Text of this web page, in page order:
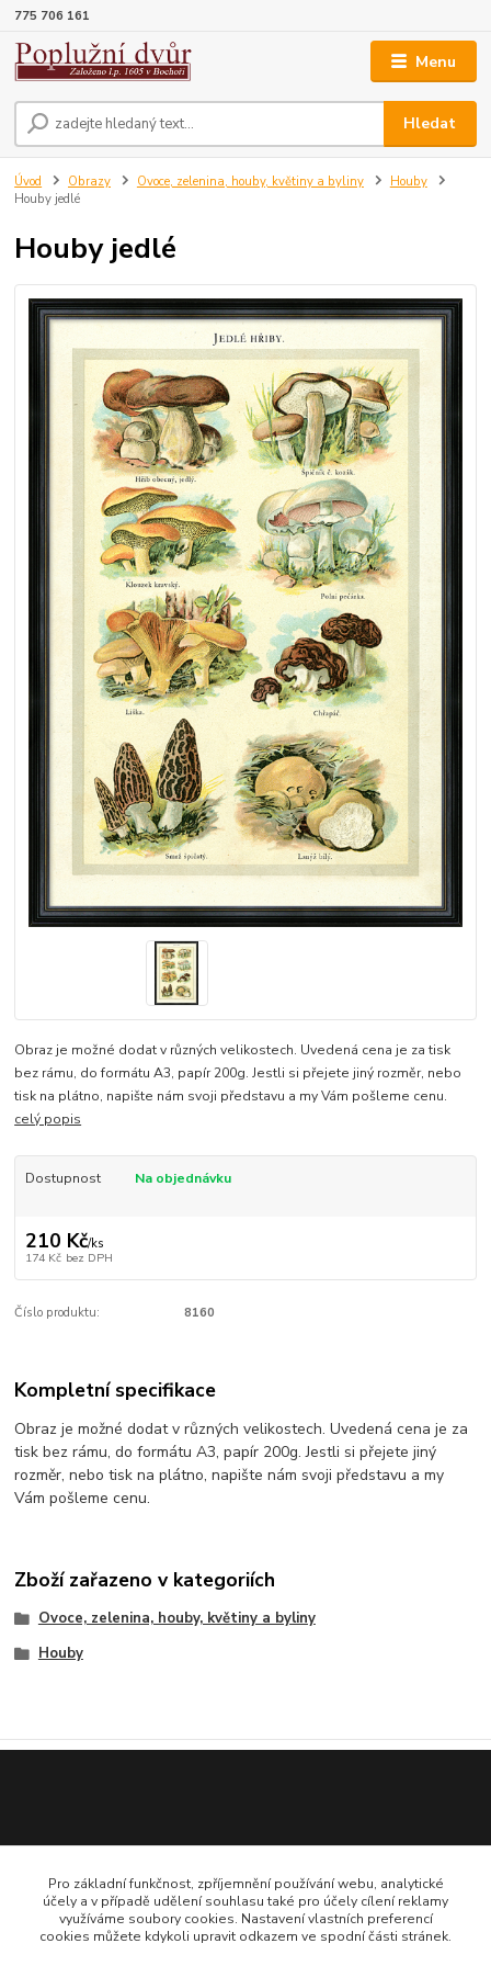
Menu
Hledat
775 706 161
Úvod Obrazy Ovoce, zelenina, houby, květiny a byliny
Houby
Houby jedlé
Houby jedlé
Obraz je možné dodat v různých velikostech. Uvedená cena je za tisk
bez rámu, do formátu A3, papír 200g. Jestli si přejete jiný rozměr, nebo
tisk na plátno, napište nám svoji představu a my Vám pošleme cenu.
celý popis
Dostupnost Na objednávku
210 Kč/ks
174 Kč bez DPH
Číslo produktu: 8160
Kompletní specifikace
Obraz je možné dodat v různých velikostech. Uvedená cena je za
tisk bez rámu, do formátu A3, papír 200g. Jestli si přejete jiný
rozměr, nebo tisk na plátno, napište nám svoji představu a my
Vám pošleme cenu.
Zboží zařazeno v kategoriích
Ovoce, zelenina, houby, květiny a byliny
Houby
Pro základní funkčnost, zpříjemnění používání webu, analytické
účely a v případě udělení souhlasu také pro účely cílení reklamy
využíváme soubory cookies. Nastavení vlastních preferencí
cookies můžete kdykoli upravit odkazem ve spodní části stránek.